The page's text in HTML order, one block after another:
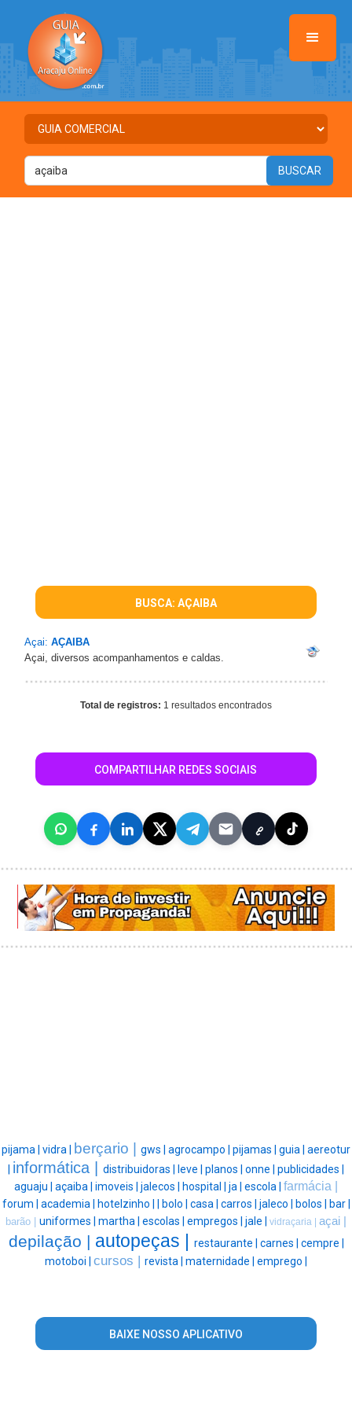
BUSCA: AÇAIBA
Açai: AÇAIBA
Açai, diversos acompanhamentos e caldas.
Total de registros: 1 resultados encontrados
COMPARTILHAR REDES SOCIAIS
pijama | vidra | berçario | gws | agrocampo | pijamas | guia | aereotur
informática | distribuidoras | leve | planos | onne | publicidades |
aguaju | açaiba | imoveis | jalecos | hospital | ja | escola | farmácia |
forum | academia | hotelzinho | bolo | casa | carros | jaleco | bolos | bar |
barão | uniformes | martha | escolas | empregos | jale | vidraçaria | açai |
depilação | autopeças | restaurante | carnes | cempre |
motoboi | cursos | revista | maternidade | emprego |
BAIXE NOSSO APLICATIVO